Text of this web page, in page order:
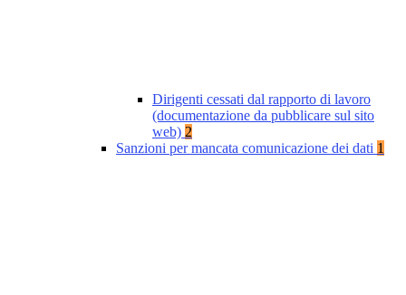
Dirigenti cessati dal rapporto di lavoro
(documentazione da pubblicare sul sito
web) 2
Sanzioni per mancata comunicazione dei dati 1